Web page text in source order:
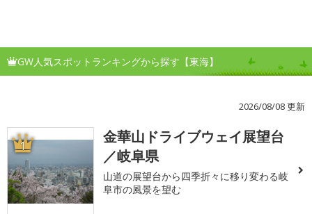
GW人気スポットランキングから探す【東海】
2026/08/08 更新
1
金華山ドライブウェイ展望台
／岐阜県
山道の展望台から四季折々に移り変わる岐
阜市の風景を望む